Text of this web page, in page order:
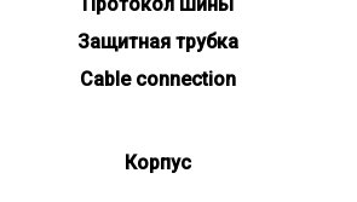
Защитная трубка
Cable connection
Корпус